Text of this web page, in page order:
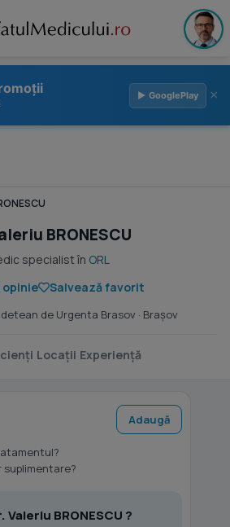
▶ GooglePlay ×
BRONESCU
specialist în ORL
opinie
Salvează favorit
de Urgenta Brasov · Braşov
Locații Experiență
Adaugă
suplimentare?
Valeriu BRONESCU ?